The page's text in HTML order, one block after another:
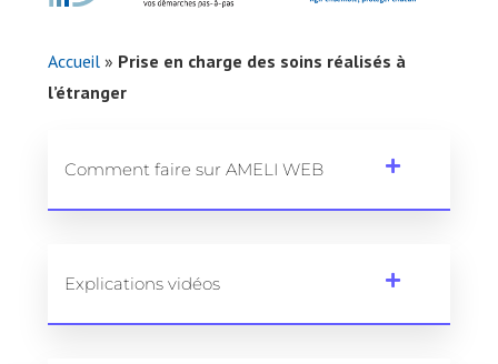
Accueil» Prise en charge des soins réalisés à
l’étranger
Comment faire sur AMELI WEB
Explications vidéos